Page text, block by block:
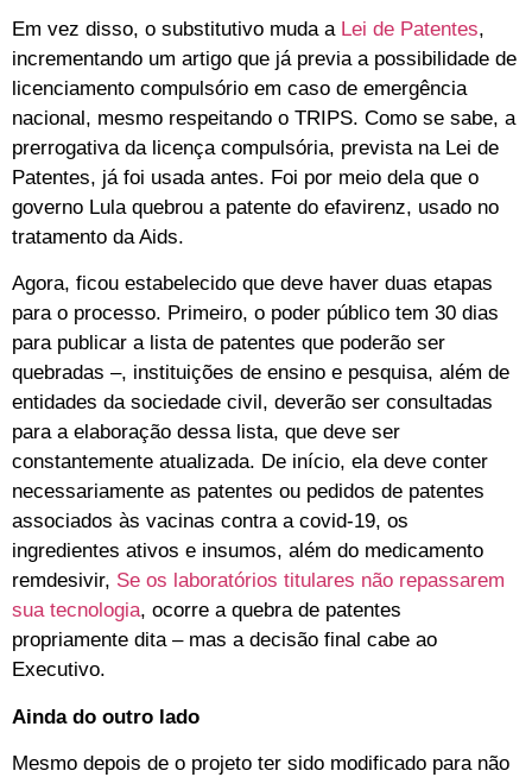
Em vez disso, o substitutivo muda a Lei de Patentes,
incrementando um artigo que já previa a possibilidade de
licenciamento compulsório em caso de emergência
nacional, mesmo respeitando o TRIPS. Como se sabe, a
prerrogativa da licença compulsória, prevista na Lei de
Patentes, já foi usada antes. Foi por meio dela que o
governo Lula quebrou a patente do efavirenz, usado no
tratamento da Aids.
Agora, ficou estabelecido que deve haver duas etapas
para o processo. Primeiro, o poder público tem 30 dias
para publicar a lista de patentes que poderão ser
quebradas –, instituições de ensino e pesquisa, além de
entidades da sociedade civil, deverão ser consultadas
para a elaboração dessa lista, que deve ser
constantemente atualizada. De início, ela deve conter
necessariamente as patentes ou pedidos de patentes
associados às vacinas contra a covid-19, os
ingredientes ativos e insumos, além do medicamento
remdesivir, Se os laboratórios titulares não repassarem
sua tecnologia, ocorre a quebra de patentes
propriamente dita – mas a decisão final cabe ao
Executivo.
Ainda do outro lado
Mesmo depois de o projeto ter sido modificado para não